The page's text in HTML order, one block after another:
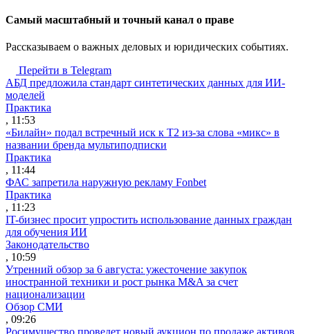
Cамый масштабный и точный канал о праве
Рассказываем о важных деловых и юридических событиях.
Перейти в Telegram
АБД предложила стандарт синтетических данных для ИИ-
моделей
Практика
, 11:53
«Билайн» подал встречный иск к Т2 из-за слова «микс» в
названии бренда мультиподписки
Практика
, 11:44
ФАС запретила наружную рекламу Fonbet
Практика
, 11:23
IT-бизнес просит упростить использование данных граждан
для обучения ИИ
Законодательство
, 10:59
Утренний обзор за 6 августа: ужесточение закупок
иностранной техники и рост рынка M&A за счет
национализации
Обзор СМИ
, 09:26